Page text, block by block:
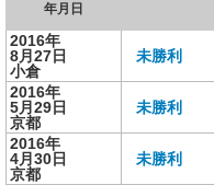
年月日
2016年
8月27日
小倉
未勝利
2016年
5月29日
京都
未勝利
2016年
4月30日
京都
未勝利